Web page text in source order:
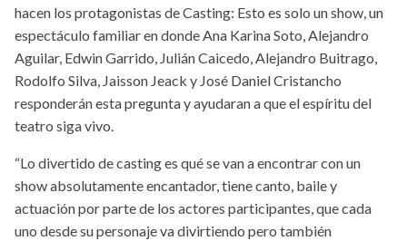
hacen los protagonistas de Casting: Esto es solo un show, un
espectáculo familiar en donde Ana Karina Soto, Alejandro
Aguilar, Edwin Garrido, Julián Caicedo, Alejandro Buitrago,
Rodolfo Silva, Jaisson Jeack y José Daniel Cristancho
responderán esta pregunta y ayudaran a que el espíritu del
teatro siga vivo.
“Lo divertido de casting es qué se van a encontrar con un
show absolutamente encantador, tiene canto, baile y
actuación por parte de los actores participantes, que cada
uno desde su personaje va divirtiendo pero también